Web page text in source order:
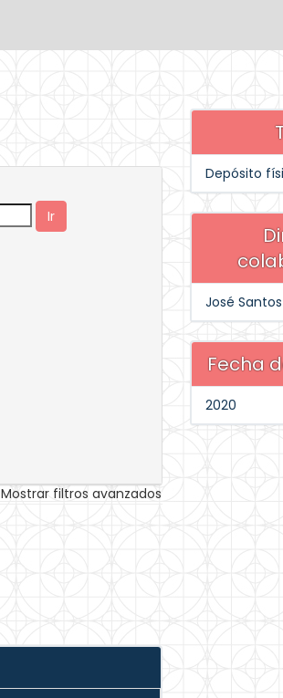
Mostrar filtros avanzados
Depósito
José
Fecha
2020